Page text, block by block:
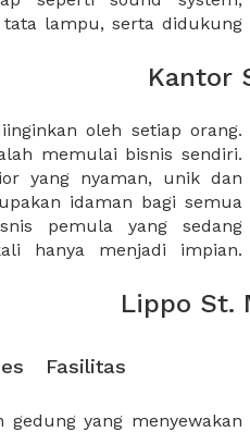
tata lampu, serta didukung
Kantor
oleh setiap orang.
memulai bisnis sendiri.
yang nyaman, unik dan
idaman bagi semua
pemula yang sedang
hanya menjadi impian.
untuk anda. XWORK
menawarkan banyak
pelaku industri kreatif
Lippo St.
Fasilitas
yang menyewakan
Lippo shoping mall dan